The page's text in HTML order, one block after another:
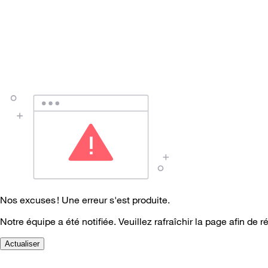
Nos excuses ! Une erreur s'est produite.
Notre équipe a été notifiée. Veuillez rafraîchir la page afin de
Actualiser